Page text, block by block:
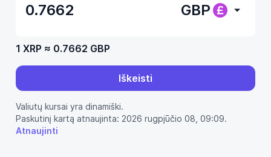
GBP
1 XRP ≈ 0.7662 GBP
Iškeisti
Valiutų kursai yra dinamiški.
Paskutinį kartą atnaujinta: 2026 rugpjūčio 08, 09:09.
Atnaujinti